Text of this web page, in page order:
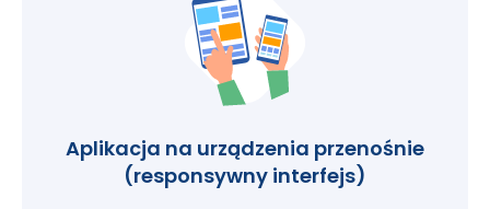
Aplikacja na urządzenia przenośnie
(responsywny interfejs)